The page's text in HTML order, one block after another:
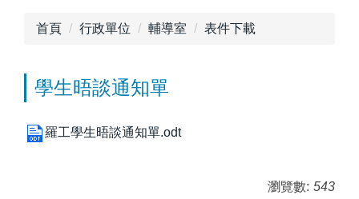
首頁 行政單位 輔導室 表件下載
學生晤談通知單
羅工學生晤談通知單.odt
瀏覽數: 543